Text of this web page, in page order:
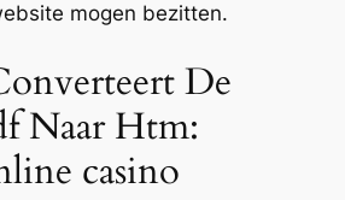
mogen bezitten.
De
Naar Htm:
casino